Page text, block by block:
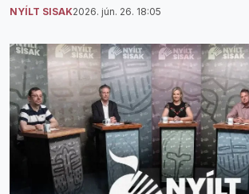
NYÍLT SISAK2026. jún. 26. 18:05